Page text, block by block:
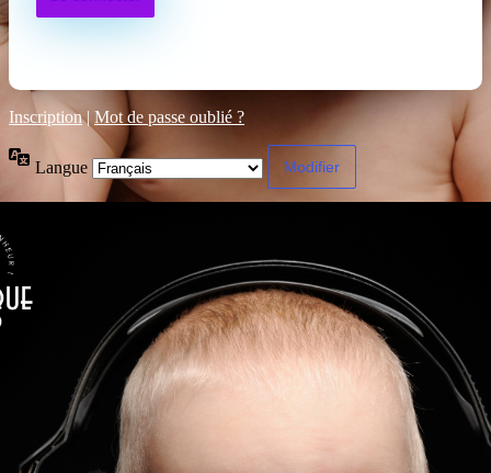
Inscription| Mot de passe oublié ?
Langue